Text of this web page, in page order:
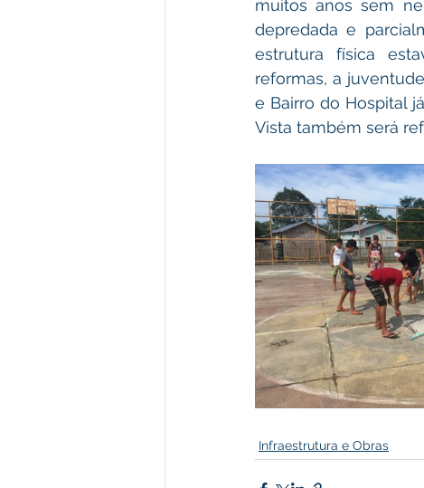
Ordem de Serviço
muitos anos sem
depredada e
estrutura física
reformas, a
e Bairro do Hospital
Vista também será
Infraestrutura e Obras